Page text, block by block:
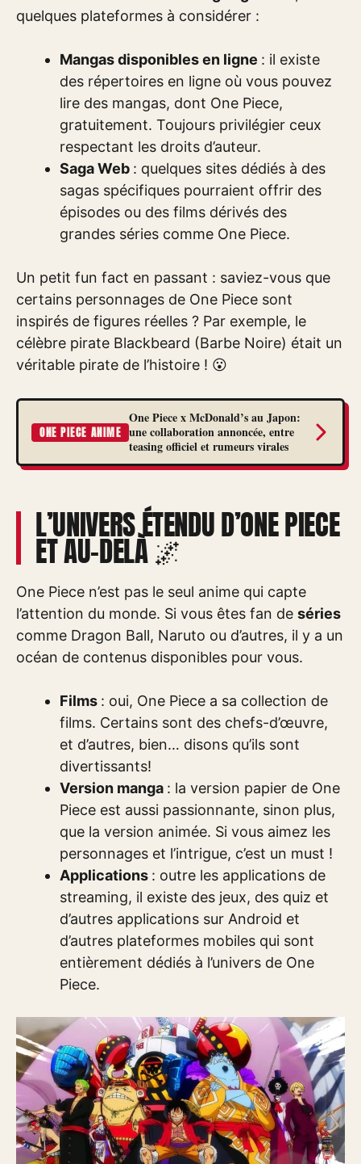
quelques plateformes à considérer :
Mangas disponibles en ligne : il existe
des répertoires en ligne où vous pouvez
lire des mangas, dont One Piece,
gratuitement. Toujours privilégier ceux
respectant les droits d’auteur.
Saga Web : quelques sites dédiés à des
sagas spécifiques pourraient offrir des
épisodes ou des films dérivés des
grandes séries comme One Piece.
Un petit fun fact en passant : saviez-vous que
certains personnages de One Piece sont
inspirés de figures réelles ? Par exemple, le
célèbre pirate Blackbeard (Barbe Noire) était un
véritable pirate de l’histoire ! 😮
ONE PIECE ANIME
One Piece x McDonald’s au Japon:
une collaboration annoncée, entre
teasing officiel et rumeurs virales
L’UNIVERS ÉTENDU D’ONE PIECE
ET AU-DELÀ 🌌
One Piece n’est pas le seul anime qui capte
l’attention du monde. Si vous êtes fan de séries
comme Dragon Ball, Naruto ou d’autres, il y a un
océan de contenus disponibles pour vous.
Films : oui, One Piece a sa collection de
films. Certains sont des chefs-d’œuvre,
et d’autres, bien… disons qu’ils sont
divertissants!
Version manga : la version papier de One
Piece est aussi passionnante, sinon plus,
que la version animée. Si vous aimez les
personnages et l’intrigue, c’est un must !
Applications : outre les applications de
streaming, il existe des jeux, des quiz et
d’autres applications sur Android et
d’autres plateformes mobiles qui sont
entièrement dédiés à l’univers de One
Piece.